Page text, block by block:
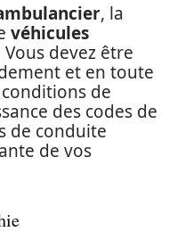
, la
véhicules
devez être
et en toute
de
des codes de
de conduite
de vos